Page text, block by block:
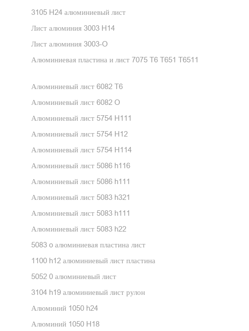
3105 H24 алюминиевый лист
Лист алюминия 3003 H14
Лист алюминия 3003-O
Алюминиевая пластина и лист 7075 T6 T651 T6511
Алюминиевый лист 6082 T6
Алюминиевый лист 6082 O
Алюминиевый лист 5754 H111
Алюминиевый лист 5754 H12
Алюминиевый лист 5754 H114
Алюминиевый лист 5086 h116
Алюминиевый лист 5086 h111
Алюминиевый лист 5083 h321
Алюминиевый лист 5083 h111
Алюминиевый лист 5083 h22
5083 o алюминиевая пластина лист
1100 h12 алюминиевый лист пластина
5052 0 алюминиевый лист
3104 h19 алюминиевый лист рулон
Алюминий 1050 h24
Алюминий 1050 H18